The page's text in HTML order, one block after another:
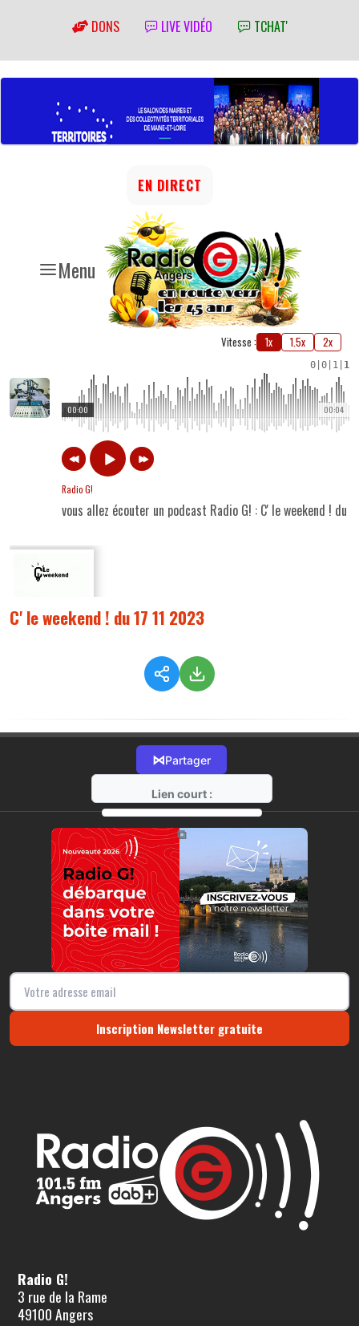
DONS LIVE VIDÉO TCHAT'
Menu
EN DIRECT
Vitesse : 1x 1.5x 2x
0 0 1 1
00:04
00:00
Radio G!
vous allez écouter un podcast Radio G! : C' le weekend ! du
C' le weekend ! du 17 11 2023
⋈Partager
Lien court :
https://radio-g.fr?13051
⧉
Inscription Newsletter gratuite
Radio G!
3 rue de la Rame
49100 Angers